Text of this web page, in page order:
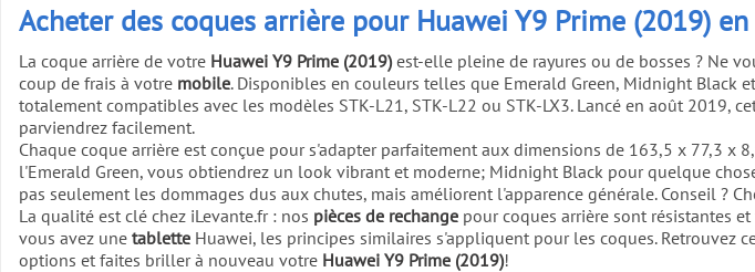
Acheter des coques arrière pour Huawei Y9 Prime (2019)
La coque arrière de votre Huawei Y9 Prime (2019)est-elle pleine de rayures ou de bosses ? Ne
coup de frais à votre mobile. Disponibles en couleurs telles que Emerald Green, Midnight Black
totalement compatibles avec les modèles STK-L21, STK-L22 ou STK-LX3. Lancé en août 2019,
parviendrez facilement.
Chaque coque arrière est conçue pour s'adapter parfaitement aux dimensions de 163,5 x 77,3
l'Emerald Green, vous obtiendrez un look vibrant et moderne; Midnight Black pour quelque
pas seulement les dommages dus aux chutes, mais améliorent l'apparence générale. Conseil ?
La qualité est clé chez iLevante.fr : nos pièces de rechange pour coques arrière sont résistantes
vous avez une tablette Huawei, les principes similaires s'appliquent pour les coques. Retrouvez
options et faites briller à nouveau votre Huawei Y9 Prime (2019)!